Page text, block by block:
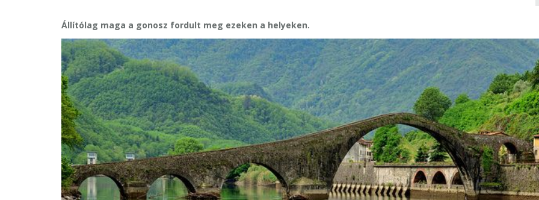
Állítólag maga a gonosz fordult meg ezeken a helyeken.